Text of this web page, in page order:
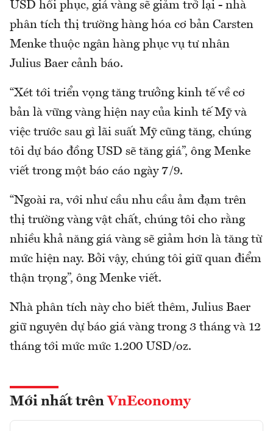
USD hồi phục, giá vàng sẽ giảm trở lại - nhà
phân tích thị trường hàng hóa cơ bản Carsten
Menke thuộc ngân hàng phục vụ tư nhân
Julius Baer cảnh báo.
“Xét tới triển vọng tăng trưởng kinh tế về cơ
bản là vững vàng hiện nay của kinh tế Mỹ và
việc trước sau gì lãi suất Mỹ cũng tăng, chúng
tôi dự báo đồng USD sẽ tăng giá”, ông Menke
viết trong một báo cáo ngày 7/9.
“Ngoài ra, với như cầu nhu cầu ảm đạm trên
thị trường vàng vật chất, chúng tôi cho rằng
nhiều khả năng giá vàng sẽ giảm hơn là tăng từ
mức hiện nay. Bởi vậy, chúng tôi giữ quan điểm
thận trọng”, ông Menke viết.
Nhà phân tích này cho biết thêm, Julius Baer
giữ nguyên dự báo giá vàng trong 3 tháng và 12
tháng tới mức mức 1.200 USD/oz.
Mới nhất trên VnEconomy